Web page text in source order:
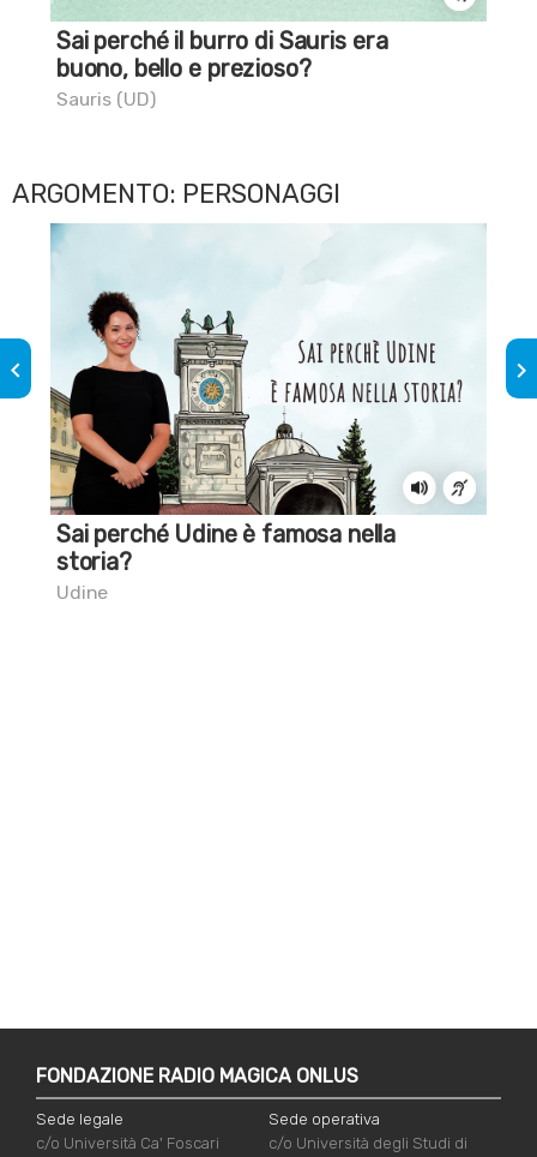
Sai perché il burro di Sauris era
buono, bello e prezioso?
Sauris (UD)
ARGOMENTO: PERSONAGGI
Sai perché Udine è famosa nella
storia?
Udine
keyboard_arrow_left keyboard_arrow_right
FONDAZIONE RADIO MAGICA ONLUS
Sede legale
c/o Università Ca' Foscari
Sede operativa
c/o Università degli Studi di